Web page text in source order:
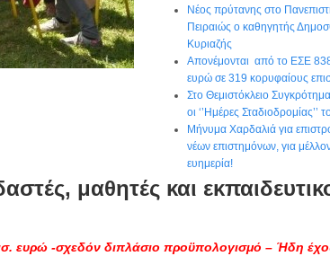
Νέος πρύτανης στο
Πειραιώς ο καθηγητής
Κυριαζής
Απονέμονται από το ΕΣΕ
ευρώ σε 319 κορυφαίους
Στο Θεμιστόκλειο
οι ‘’Ημέρες Σταδιοδρομίας’’
Μήνυμα Χαρδαλιά για
νέων επιστημόνων, για
ευημερία!
μαθητές και
ευρώ -σχεδόν διπλάσιο προϋπολογισμό – Ήδη